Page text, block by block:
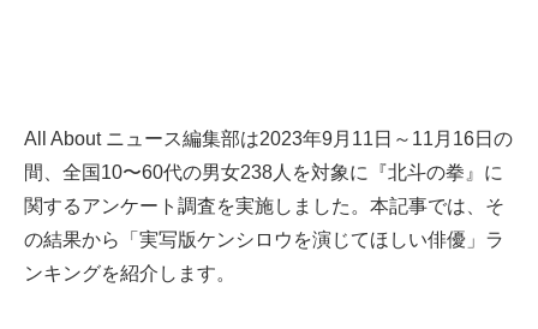
All About ニュース編集部は2023年9月11日～11月16日の
間、全国10〜60代の男女238人を対象に『北斗の拳』に
関するアンケート調査を実施しました。本記事では、そ
の結果から「実写版ケンシロウを演じてほしい俳優」ラ
ンキングを紹介します。